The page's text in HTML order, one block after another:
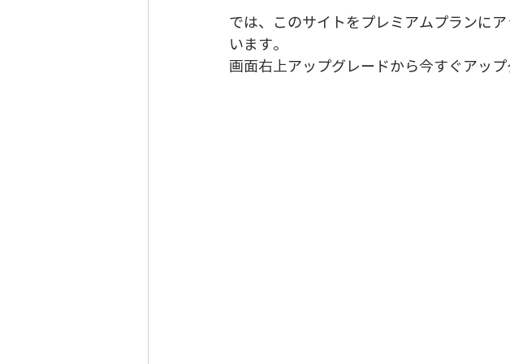
では、このサイトをプレミアムプランに
います。
画面右上アップグレードから今すぐアップ